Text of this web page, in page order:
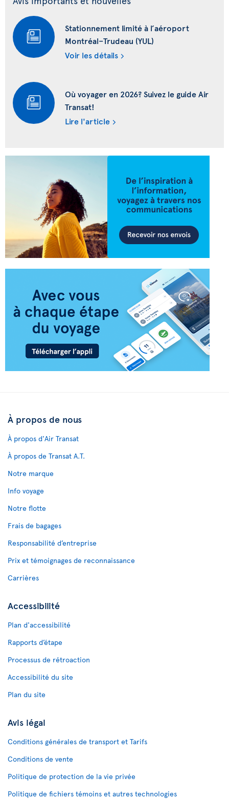
Stationnement limité à l’aéroport
Montréal–Trudeau (YUL)
Voir les détails
Où voyager en 2026? Suivez le guide Air
Transat!
Lire l'article
À propos de nous
À propos d'Air Transat
À propos de Transat A.T.
Notre marque
Info voyage
Notre flotte
Frais de bagages
Responsabilité d’entreprise
Prix et témoignages de reconnaissance
Carrières
Accessibilité
Plan d'accessibilité
Rapports d’étape
Processus de rétroaction
Accessibilité du site
Plan du site
Avis légal
Conditions générales de transport et Tarifs
Conditions de vente
Politique de protection de la vie privée
Politique de fichiers témoins et autres technologies